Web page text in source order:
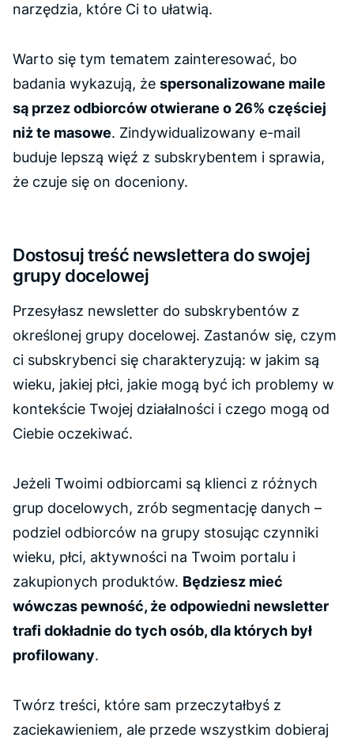
narzędzia, które Ci to ułatwią.
Warto się tym tematem zainteresować, bo
badania wykazują, że spersonalizowane maile
są przez odbiorców otwierane o 26% częściej
niż te masowe. Zindywidualizowany e-mail
buduje lepszą więź z subskrybentem i sprawia,
że czuje się on doceniony.
Dostosuj treść newslettera do swojej
grupy docelowej
Przesyłasz newsletter do subskrybentów z
określonej grupy docelowej. Zastanów się, czym
ci subskrybenci się charakteryzują: w jakim są
wieku, jakiej płci, jakie mogą być ich problemy w
kontekście Twojej działalności i czego mogą od
Ciebie oczekiwać.
Jeżeli Twoimi odbiorcami są klienci z różnych
grup docelowych, zrób segmentację danych –
podziel odbiorców na grupy stosując czynniki
wieku, płci, aktywności na Twoim portalu i
zakupionych produktów. Będziesz mieć
wówczas pewność, że odpowiedni newsletter
trafi dokładnie do tych osób, dla których był
profilowany.
Twórz treści, które sam przeczytałbyś z
zaciekawieniem, ale przede wszystkim dobieraj